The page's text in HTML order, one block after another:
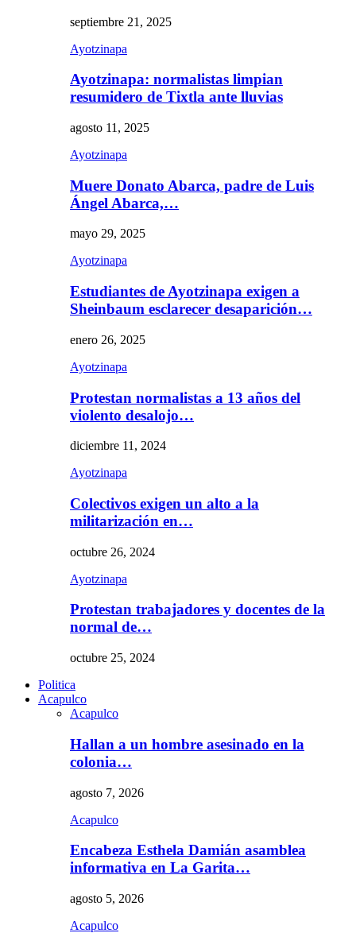
septiembre 21, 2025
Ayotzinapa
Ayotzinapa: normalistas limpian
resumidero de Tixtla ante lluvias
agosto 11, 2025
Ayotzinapa
Muere Donato Abarca, padre de Luis
Ángel Abarca,…
mayo 29, 2025
Ayotzinapa
Estudiantes de Ayotzinapa exigen a
Sheinbaum esclarecer desaparición…
enero 26, 2025
Ayotzinapa
Protestan normalistas a 13 años del
violento desalojo…
diciembre 11, 2024
Ayotzinapa
Colectivos exigen un alto a la
militarización en…
octubre 26, 2024
Ayotzinapa
Protestan trabajadores y docentes de la
normal de…
octubre 25, 2024
Politica
Acapulco
Acapulco
Hallan a un hombre asesinado en la
colonia…
agosto 7, 2026
Acapulco
Encabeza Esthela Damián asamblea
informativa en La Garita…
agosto 5, 2026
Acapulco